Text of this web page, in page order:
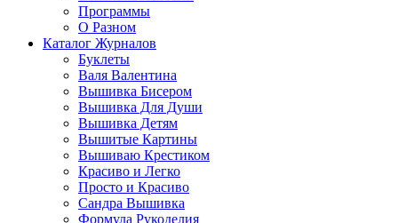
Программы
О Разном
Каталог Журналов
Буклеты
Валя Валентина
Вышивка Бисером
Вышивка Для Души
Вышивка Детям
Вышитые Картины
Вышиваю Крестиком
Красиво и Легко
Просто и Красиво
Сандра Вышивка
Формула Рукоделия